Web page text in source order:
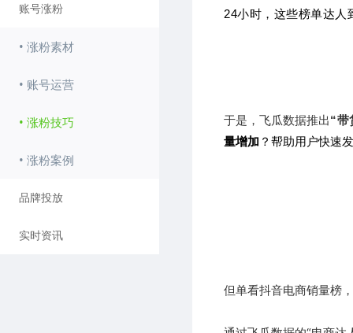
账号涨粉
• 涨粉素材
• 账号运营
• 涨粉技巧
• 涨粉案例
品牌投放
实时资讯
24小时，这些榜单达人
于是，飞瓜数据推出“带
量增加 ？帮助用户快速
但单看抖音电商销量榜